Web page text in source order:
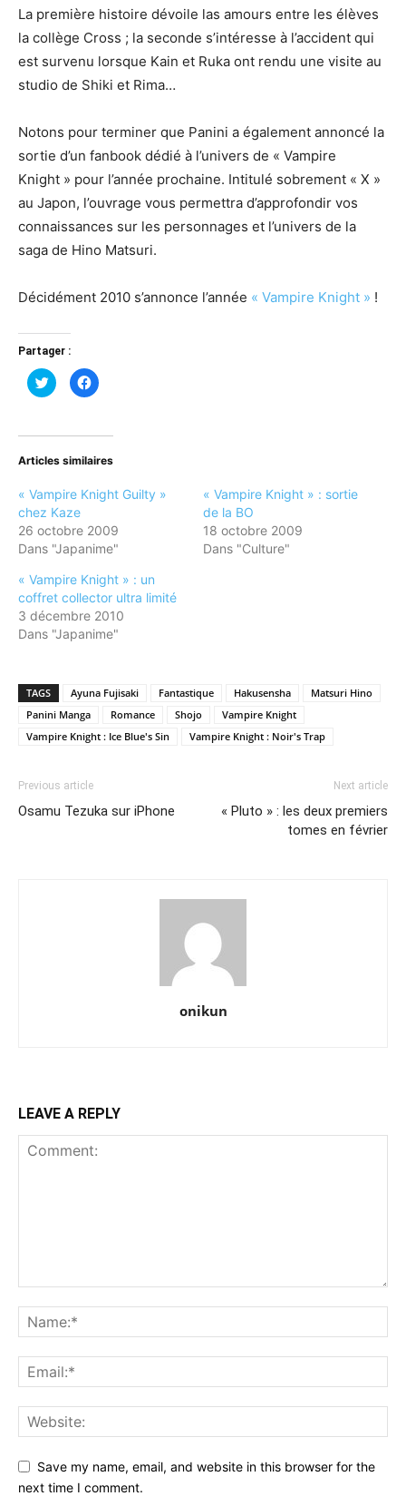
La première histoire dévoile las amours entre les élèves
la collège Cross ; la seconde s’intéresse à l’accident qui
est survenu lorsque Kain et Ruka ont rendu une visite au
studio de Shiki et Rima…
Notons pour terminer que Panini a également annoncé la
sortie d’un fanbook dédié à l’univers de « Vampire
Knight » pour l’année prochaine. Intitulé sobrement « X »
au Japon, l’ouvrage vous permettra d’approfondir vos
connaissances sur les personnages et l’univers de la
saga de Hino Matsuri.
Décidément 2010 s’annonce l’année « Vampire Knight » !
Partager :
Cliquez
pour
partager
dans
nouvelle
fenêtre)
Cliquez
pour
dans
nouvelle
fenêtre)
Articles similaires
« Vampire Knight Guilty »
chez Kaze
26 octobre 2009
Dans "Japanime"
« Vampire Knight » : sortie
de la BO
18 octobre 2009
Dans "Culture"
« Vampire Knight » : un
coffret collector ultra limité
3 décembre 2010
Dans "Japanime"
TAGS Ayuna Fujisaki Fantastique Hakusensha
Matsuri Hino
Panini Manga
Romance Shojo
Vampire Knight
Vampire Knight : Ice Blue's Sin
Vampire Knight : Noir's Trap
Previous article
Osamu Tezuka sur iPhone
Next article
« Pluto » : les deux premiers
tomes en février
onikun
LEAVE A REPLY
Save my name, email, and website in this browser for the
next time I comment.